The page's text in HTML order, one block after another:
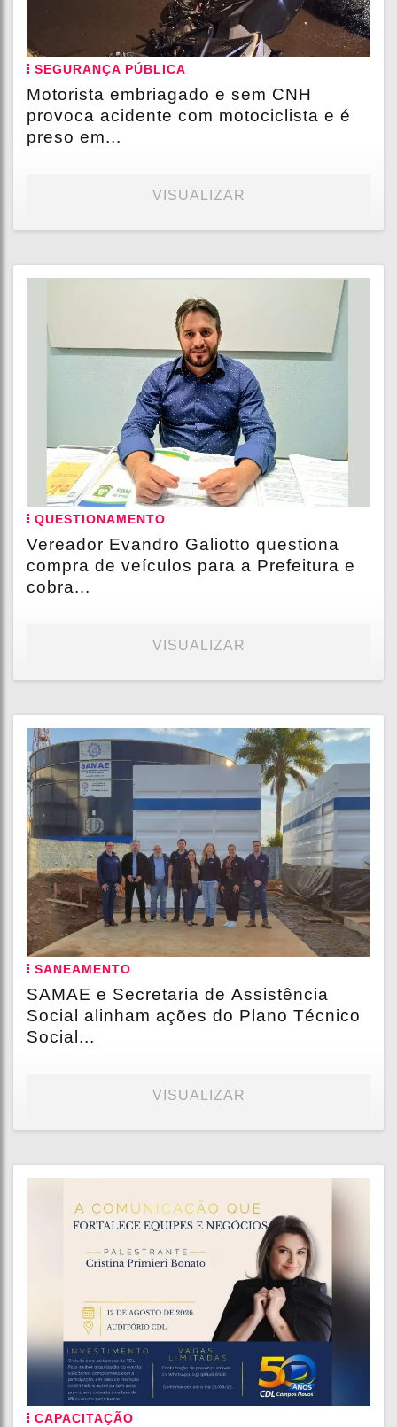
SEGURANÇA PÚBLICA
Motorista embriagado e sem CNH
provoca acidente com motociclista e é
preso em...
VISUALIZAR
QUESTIONAMENTO
Vereador Evandro Galiotto questiona
compra de veículos para a Prefeitura e
cobra...
VISUALIZAR
SANEAMENTO
SAMAE e Secretaria de Assistência
Social alinham ações do Plano Técnico
Social...
VISUALIZAR
CAPACITAÇÃO